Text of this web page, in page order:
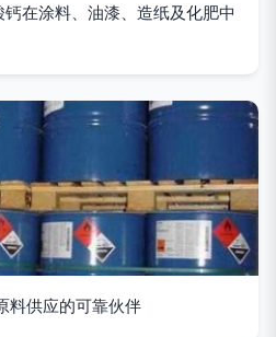
在涂料、油漆、造纸及化肥中
料供应的可靠伙伴